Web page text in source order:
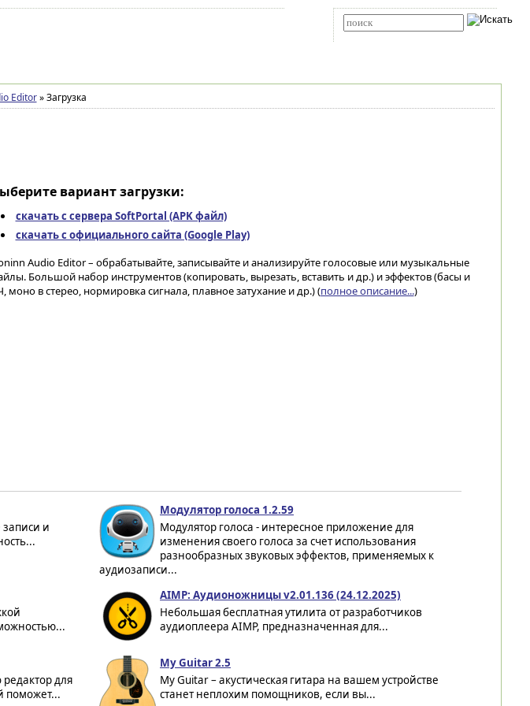
Editor »Загрузка
вариант загрузки:
скачать с сервера SoftPortal (APK файл)
скачать с официального сайта (Google Play)
Audio Editor – обрабатывайте, записывайте и анализируйте голосовые или музыкальные
Большой набор инструментов (копировать, вырезать, вставить и др.) и эффектов (басы и
моно в стерео, нормировка сигнала, плавное затухание и др.) (полное описание...)
и
Модулятор голоса 1.2.59
Модулятор голоса - интересное приложение для
изменения своего голоса за счет использования
разнообразных звуковых эффектов, применяемых к
аудиозаписи...
AIMP: Аудионожницы v2.01.136 (24.12.2025)
Небольшая бесплатная утилита от разработчиков
аудиоплеера AIMP, предназначенная для...
для
поможет...
My Guitar 2.5
My Guitar – акустическая гитара на вашем устройстве
станет неплохим помощников, если вы...